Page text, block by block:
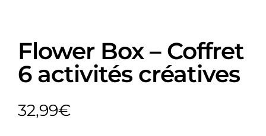
Flower Box – Coffret
6 activités créatives
32,99€